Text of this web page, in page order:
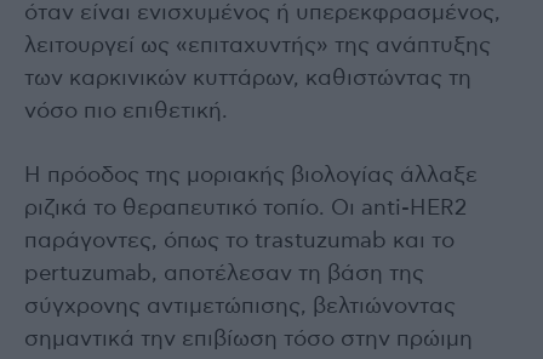
όταν είναι ενισχυμένος ή υπερεκφρασμένος,
λειτουργεί ως «επιταχυντής» της ανάπτυξης
των καρκινικών κυττάρων, καθιστώντας τη
νόσο πιο επιθετική.
Η πρόοδος της μοριακής βιολογίας άλλαξε
ριζικά το θεραπευτικό τοπίο. Οι anti-HER2
παράγοντες, όπως το trastuzumab και το
pertuzumab, αποτέλεσαν τη βάση της
σύγχρονης αντιμετώπισης, βελτιώνοντας
σημαντικά την επιβίωση τόσο στην πρώιμη